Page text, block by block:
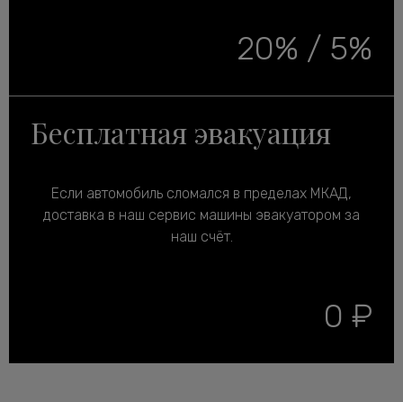
20% / 5%
Бесплатная эвакуация
Если автомобиль сломался в пределах МКАД,
доставка в наш сервис машины эвакуатором за
наш счёт.
0 ₽